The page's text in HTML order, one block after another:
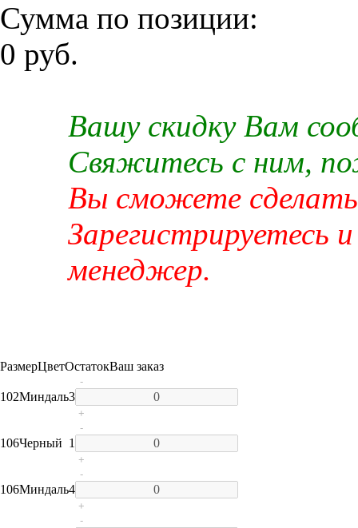
Сумма по позиции:
0 руб.
Вашу скидку Вам
Свяжитесь с ним,
Вы сможете сделать
Зарегистрируетесь
менеджер.
РазмерЦветОстатокВаш заказ
102Миндаль3
-
+
106Черный 1
-
+
106Миндаль4
-
+
-